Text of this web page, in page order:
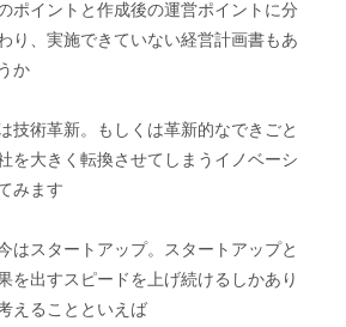
ポイントと作成後の運営ポイントに分
り、実施できていない経営計画書もあ
か
技術革新。もしくは革新的なできごと
を大きく転換させてしまうイノベーシ
みます
はスタートアップ。スタートアップと
を出すスピードを上げ続けるしかあり
えることといえば